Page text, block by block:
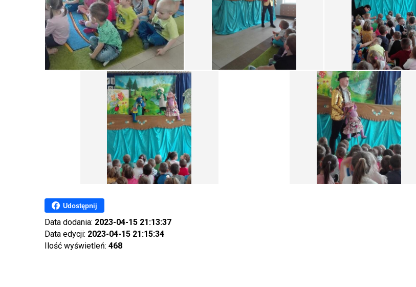
Udostępnij
Data dodania: 2023-04-15 21:13:37
Data edycji: 2023-04-15 21:15:34
Ilość wyświetleń: 468